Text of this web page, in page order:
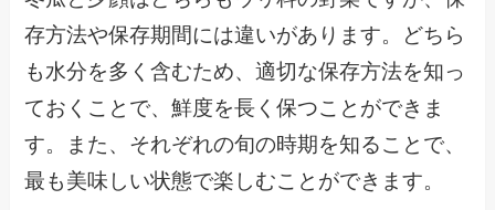
存方法や保存期間には違いがあります。どちら
も水分を多く含むため、適切な保存方法を知っ
ておくことで、鮮度を長く保つことができま
す。また、それぞれの旬の時期を知ることで、
最も美味しい状態で楽しむことができます。